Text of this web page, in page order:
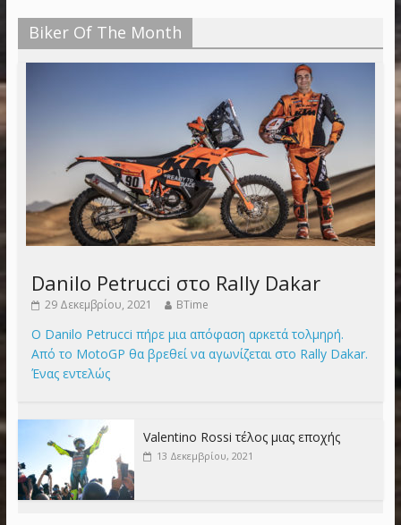
Biker Of The Month
Danilo Petrucci στο Rally Dakar
29 Δεκεμβρίου, 2021 BTime
Ο Danilo Petrucci πήρε μια απόφαση αρκετά τολμηρή.
Από το MotoGP θα βρεθεί να αγωνίζεται στο Rally Dakar.
Ένας εντελώς
Valentino Rossi τέλος μιας εποχής
13 Δεκεμβρίου, 2021